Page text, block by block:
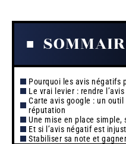
Pourquoi les avis négatifs
Le vrai levier : rendre
Carte avis google : un
réputation
Une mise en place simple,
Et si l’avis négatif est
Stabiliser sa note et